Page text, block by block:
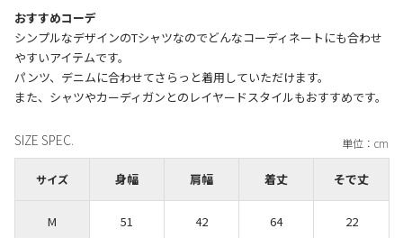
おすすめコーデ
シンプルなデザインのTシャツなのでどんなコーディネートにも合わせ
やすいアイテムです。
パンツ、デニムに合わせてさらっと着用していただけます。
SIZE SPEC.
サイズ 身幅 肩幅 着丈 そで丈
M 51 42 64 22